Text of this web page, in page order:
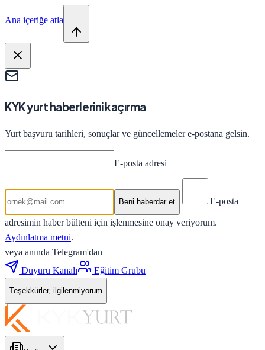
Ana içeriğe atla
KYK yurt haberlerini kaçırma
Yurt başvuru tarihleri, sonuçlar ve güncellemeler e-postana gelsin.
E-posta adresi
Beni haberdar et E-posta
adresimin haber bülteni için işlenmesine onay veriyorum.
Aydınlatma metni.
veya anında Telegram'dan
Duyuru Kanalı
Eğitim Grubu
Teşekkürler, ilgilenmiyorum